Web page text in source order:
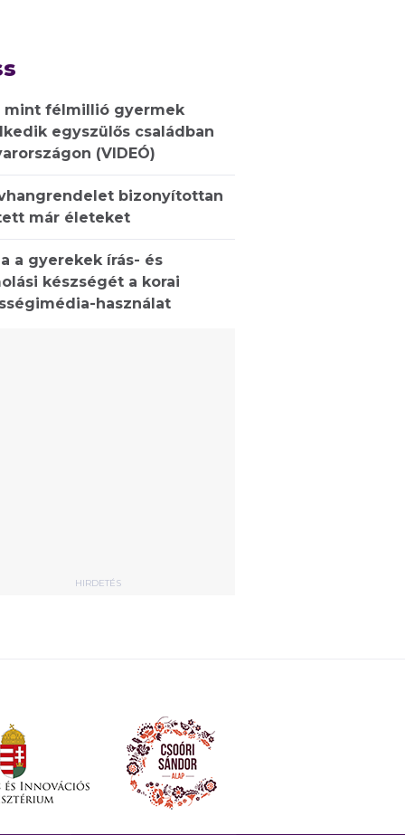
mint félmillió gyermek
egyszülős családban
(VIDEÓ)
bizonyítottan
már életeket
a gyerekek írás- és
készségét a korai
használat
HIRDETÉS